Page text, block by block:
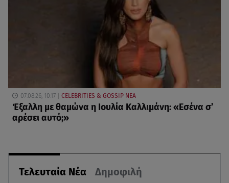
Τελευταία Νέα Δημοφιλή
07.08.26, 10:17 CELEBRITIES & GOSSIP ΝΕΑ
Έξαλλη με θαμώνα η Ιουλία Καλλιμάνη: «Εσένα σ’
αρέσει αυτό;»